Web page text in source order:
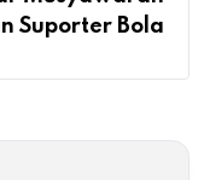
Suporter Bola